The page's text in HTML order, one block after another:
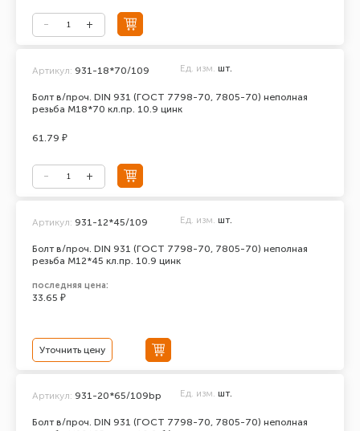
Болт в/проч. DIN 931 (ГОСТ 7798-70, 7805-70) неполная
резьба М18*70 кл.пр. 10.9 цинк
Артикул: 931-18*70/109 Ед. изм. шт.
61.79 ₽
Болт в/проч. DIN 931 (ГОСТ 7798-70, 7805-70) неполная
резьба М12*45 кл.пр. 10.9 цинк
Артикул: 931-12*45/109 Ед. изм. шт.
последняя цена:
33.65 ₽
Уточнить цену
Болт в/проч. DIN 931 (ГОСТ 7798-70, 7805-70) неполная
Артикул: 931-20*65/109bp Ед. изм. шт.